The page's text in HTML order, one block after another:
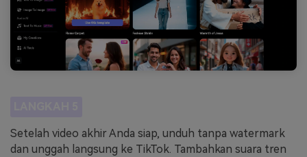
Setelah video akhir Anda siap, unduh tanpa watermark
dan unggah langsung ke TikTok. Tambahkan suara tren